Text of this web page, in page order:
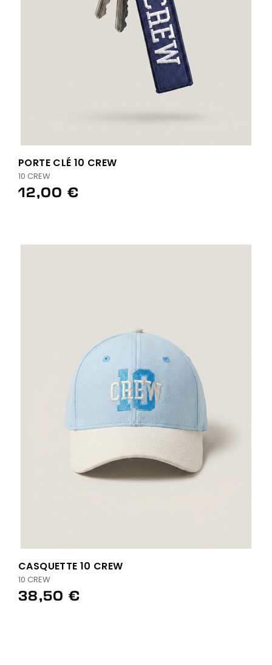
PORTE CLÉ 10 CREW
10 CREW
12,00 €
CASQUETTE 10 CREW
10 CREW
38,50 €